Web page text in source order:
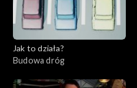
Jak to działa?
Budowa dróg